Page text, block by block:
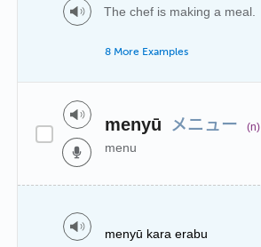
The chef is making a meal.
8 More Examples
menyū メニュー (n)
menu
menyū kara erabu